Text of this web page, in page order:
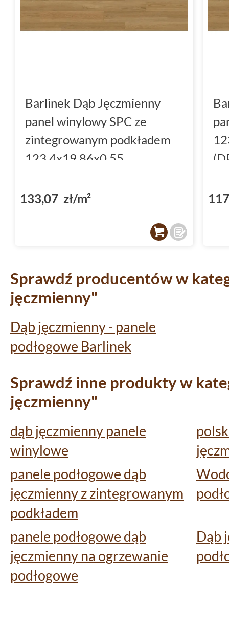
Barlinek Dąb Jęczmienny
panel winylowy SPC ze
zintegrowanym podkładem
123.4x19.86x0.55
133,07 zł/m²
Sprawdź producentów w
jęczmienny"
Dąb jęczmienny - panele
podłogowe Barlinek
Sprawdź inne produkty w
jęczmienny"
dąb jęczmienny panele
winylowe
panele podłogowe dąb
jęczmienny z zintegrowanym
podkładem
panele podłogowe dąb
jęczmienny na ogrzewanie
podłogowe
Dąb